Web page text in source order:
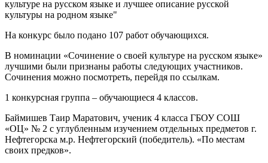
культуре на русском языке и лучшее описание русской
культуры на родном языке"
На конкурс было подано 107 работ обучающихся.
В номинации «Сочинение о своей культуре на русском языке»
лучшими были признаны работы следующих участников.
Сочинения можно посмотреть, перейдя по ссылкам.
1 конкурсная группа – обучающиеся 4 классов.
Баймишев Таир Маратович, ученик 4 класса ГБОУ СОШ
«ОЦ» № 2 с углубленным изучением отдельных предметов г.
Нефтегорска м.р. Нефтегорский (победитель). «По местам
своих предков».